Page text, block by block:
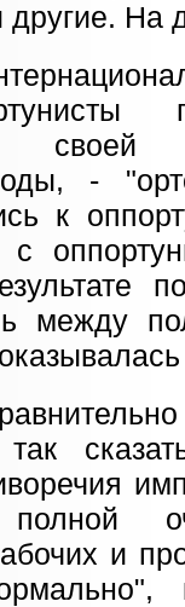
другие. На
-
к
с
между
и